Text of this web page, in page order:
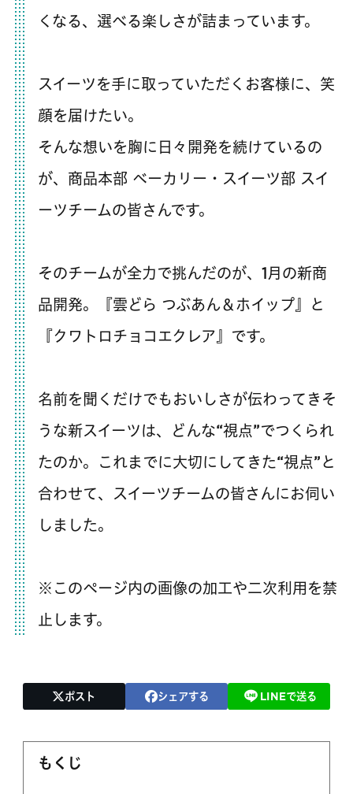
くなる、選べる楽しさが詰まっています。
スイーツを手に取っていただくお客様に、笑
顔を届けたい。
そんな想いを胸に日々開発を続けているの
が、商品本部 ベーカリー・スイーツ部 スイ
ーツチームの皆さんです。
そのチームが全力で挑んだのが、1月の新商
品開発。『雲どら つぶあん＆ホイップ』と
『クワトロチョコエクレア』です。
名前を聞くだけでもおいしさが伝わってきそ
うな新スイーツは、どんな“視点”でつくられ
たのか。これまでに大切にしてきた“視点”と
合わせて、スイーツチームの皆さんにお伺い
しました。
※このページ内の画像の加工や二次利用を禁
止します。
ポスト シェアする LINEで送る
もくじ